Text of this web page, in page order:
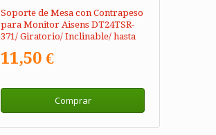
Soporte de Mesa con Contrapeso
para Monitor Aisens DT24TSR-
371/ Giratorio/ Inclinable/ hasta
11,50 €
Comprar